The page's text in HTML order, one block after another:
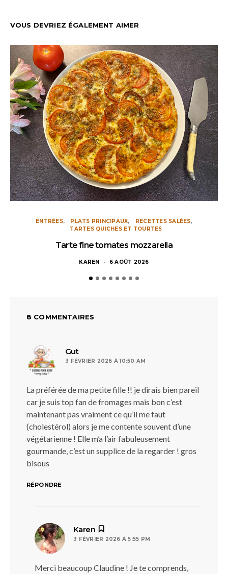
VOUS DEVRIEZ ÉGALEMENT AIMER
ENTRÉES PLATS PRINCIPAUX
RECETTES SALÉES
TARTES QUICHES ET TOURTES
Tarte fine tomates mozzarella
KAREN 6 AOÛT 2026
8 COMMENTAIRES
Gutdit :
3 FÉVRIER 2026 À 10:50 AM
La préférée de ma petite fille !! je dirais bien pareil
car je suis top fan de fromages mais bon c’est
maintenant pas vraiment ce qu’il me faut
(cholestérol) alors je me contente souvent d’une
végétarienne ! Elle m’a l’air fabuleusement
gourmande, c’est un supplice de la regarder ! gros
bisous
RÉPONDRE
Karen
3 FÉVRIER 2026 À 5:55 PM
Merci beaucoup Claudine ! Je te comprends,